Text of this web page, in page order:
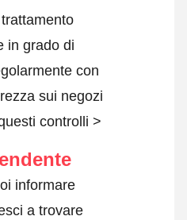
in grado di
con
sui negozi
controlli >
informare
a trovare